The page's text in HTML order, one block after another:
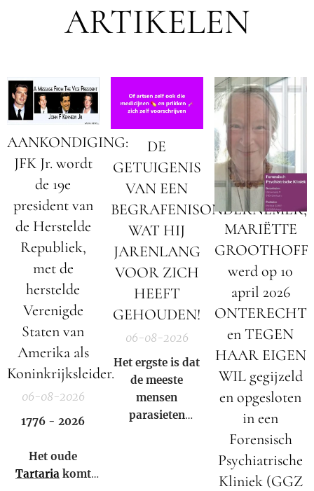
ARTIKELEN
AANKONDIGING:
JFK Jr. wordt
de 19e
president van
de Herstelde
Republiek,
met de
herstelde
Verenigde
Staten van
Amerika als
Koninkrijksleider.
06-08-2026
1776 - 2026
Het oude
Tartaria komt
DE
GETUIGENIS
VAN EEN
BEGRAFENISONDERNEMER;
WAT HIJ
JARENLANG
VOOR ZICH
HEEFT
GEHOUDEN!
06-08-2026
Het ergste is dat
de meeste
mensen
parasieten
MARIËTTE
GROOTHOFF
werd op 10
april 2026
ONTERECHT
en TEGEN
HAAR EIGEN
WIL gegijzeld
en opgesloten
in een
Forensisch
Psychiatrische
Kliniek (GGZ